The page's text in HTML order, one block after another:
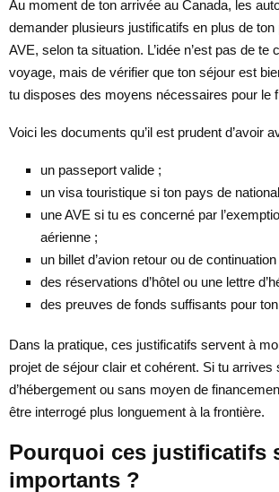
Au moment de ton arrivée au Canada, les
demander plusieurs justificatifs en plus de
AVE, selon ta situation. L’idée n’est pas de te
voyage, mais de vérifier que ton séjour est
tu disposes des moyens nécessaires pour le
Voici les documents qu’il est prudent d’avoir
un passeport valide ;
un visa touristique si ton pays de
une AVE si tu es concerné par
aérienne ;
un billet d’avion retour ou de continuation
des réservations d’hôtel ou une lettre
des preuves de fonds suffisants pour
Dans la pratique, ces justificatifs servent à
projet de séjour clair et cohérent. Si tu arrives
d’hébergement ou sans moyen de
être interrogé plus longuement à la frontière.
Pourquoi ces justificatifs
importants ?